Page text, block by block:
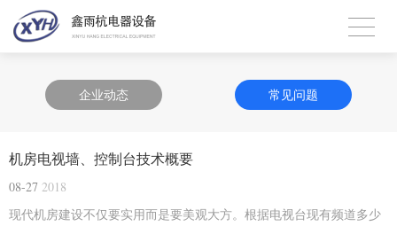
企业动态 常见问题
机房电视墙、控制台技术概要
08-27 2018
现代机房建设不仅要实用而是要美观大方。根据电视台现有频道多少